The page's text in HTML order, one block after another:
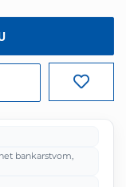
bankarstvom,